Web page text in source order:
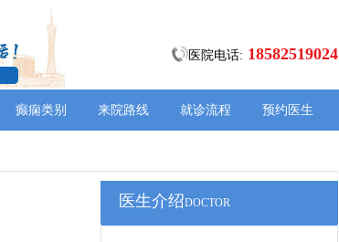
医院电话: 18582519024
癫痫类别 来院路线 就诊流程 预约医生
医生介绍DOCTOR